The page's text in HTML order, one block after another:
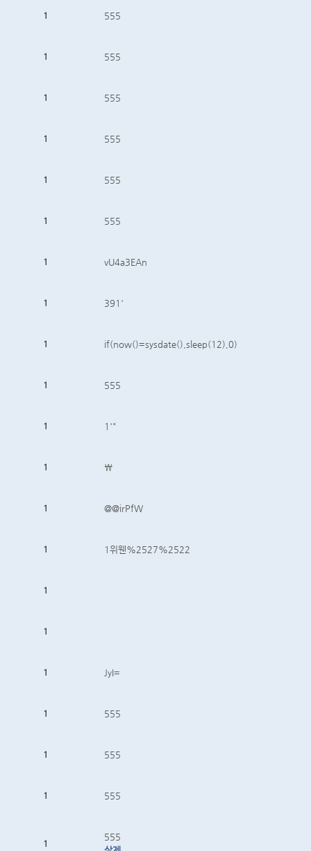
1 555
1 555
1 555
1 555
1 555
1 555
1 vU4a3EAn
1 391'
1 if(now()=sysdate(),sleep(12),0)
1 555
1 1'"
1 \
1 @@irPfW
1 1위웬%2527%2522
1
1
1 JyI=
1 555
1 555
1 555
1
555